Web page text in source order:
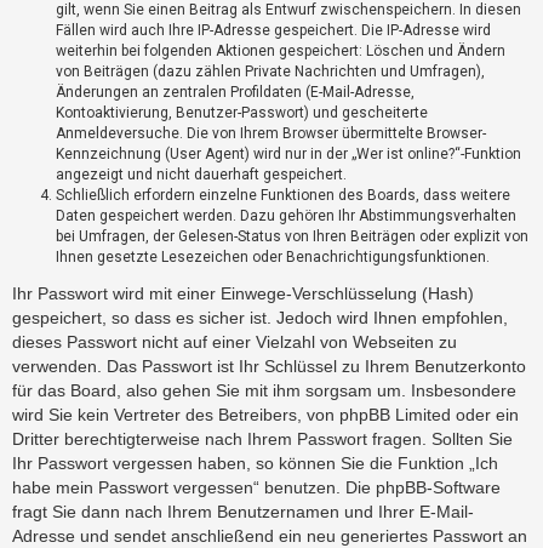
e
t
e
T
h
e
m
e
n
gilt, wenn Sie einen Beitrag als Entwurf zwischenspeichern. In diesen
Fällen wird auch Ihre IP-Adresse gespeichert. Die IP-Adresse wird
weiterhin bei folgenden Aktionen gespeichert: Löschen und Ändern
von Beiträgen (dazu zählen Private Nachrichten und Umfragen),
Änderungen an zentralen Profildaten (E-Mail-Adresse,
Kontoaktivierung, Benutzer-Passwort) und gescheiterte
Anmeldeversuche. Die von Ihrem Browser übermittelte Browser-
Kennzeichnung (User Agent) wird nur in der „Wer ist online?“-Funktion
angezeigt und nicht dauerhaft gespeichert.
Schließlich erfordern einzelne Funktionen des Boards, dass weitere
Daten gespeichert werden. Dazu gehören Ihr Abstimmungsverhalten
bei Umfragen, der Gelesen-Status von Ihren Beiträgen oder explizit von
Ihnen gesetzte Lesezeichen oder Benachrichtigungsfunktionen.
Ihr Passwort wird mit einer Einwege-Verschlüsselung (Hash)
gespeichert, so dass es sicher ist. Jedoch wird Ihnen empfohlen,
dieses Passwort nicht auf einer Vielzahl von Webseiten zu
verwenden. Das Passwort ist Ihr Schlüssel zu Ihrem Benutzerkonto
für das Board, also gehen Sie mit ihm sorgsam um. Insbesondere
wird Sie kein Vertreter des Betreibers, von phpBB Limited oder ein
Dritter berechtigterweise nach Ihrem Passwort fragen. Sollten Sie
Ihr Passwort vergessen haben, so können Sie die Funktion „Ich
habe mein Passwort vergessen“ benutzen. Die phpBB-Software
fragt Sie dann nach Ihrem Benutzernamen und Ihrer E-Mail-
Adresse und sendet anschließend ein neu generiertes Passwort an